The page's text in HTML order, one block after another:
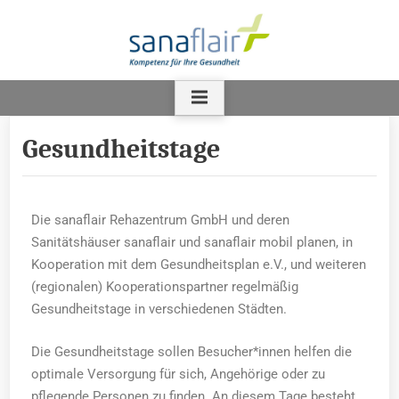
Gesundheitstage
Die sanaflair Rehazentrum GmbH und deren
Sanitätshäuser sanaflair und sanaflair mobil planen, in
Kooperation mit dem Gesundheitsplan e.V., und weiteren
(regionalen) Kooperationspartner regelmäßig
Gesundheitstage in verschiedenen Städten.
Die Gesundheitstage sollen Besucher*innen helfen die
optimale Versorgung für sich, Angehörige oder zu